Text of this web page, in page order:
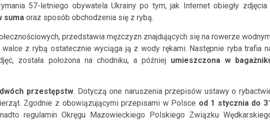
57-letniego obywatela Ukrainy po tym, jak Internet obiegły zdjęcia
suma oraz sposób obchodzenia się z rybą.
przedstawia mężczyzn znajdujących się na rowerze
z rybą ostatecznie wyciąga ją z wody rękami. Następnie ryba trafia
została położona na chodniku, a później umieszczona w
dwóch przestępstw. Dotyczą one naruszenia przepisów ustawy o
Zgodnie z obowiązującymi przepisami w Polsce od 1 stycznia do
regulamin Okręgu Mazowieckiego Polskiego Związku